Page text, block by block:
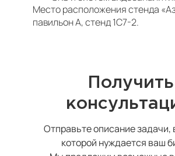
Место расположения стенда
павильон А, стенд 1С7-2.
Получить
Отправьте описание задачи,
которой нуждается ваш